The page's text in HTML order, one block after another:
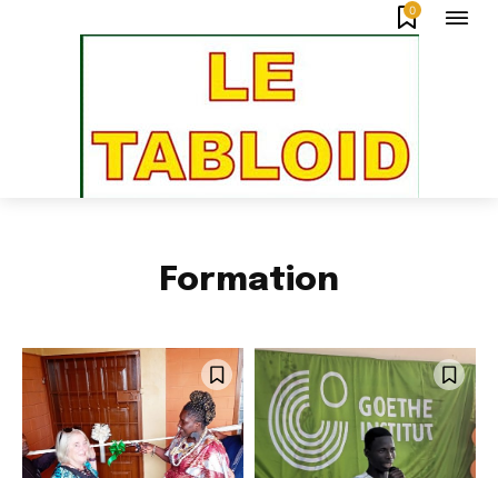
0
Formation